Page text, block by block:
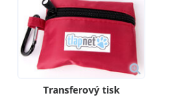
Transferový tisk